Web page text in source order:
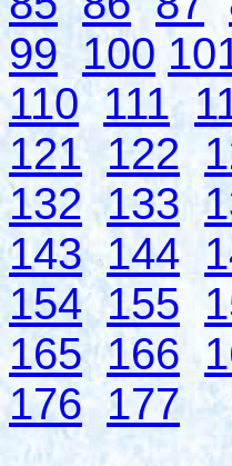
99 100
110 111
121 122
132 133
143 144
154 155
165 166
176 177